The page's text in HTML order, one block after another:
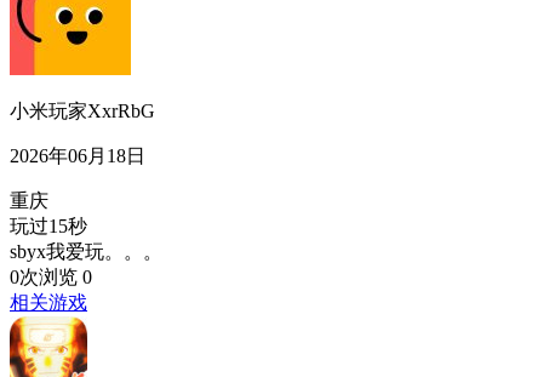
小米玩家XxrRbG
2026年06月18日
重庆
玩过15秒
sbyx我爱玩。。。
0次浏览 0
相关游戏